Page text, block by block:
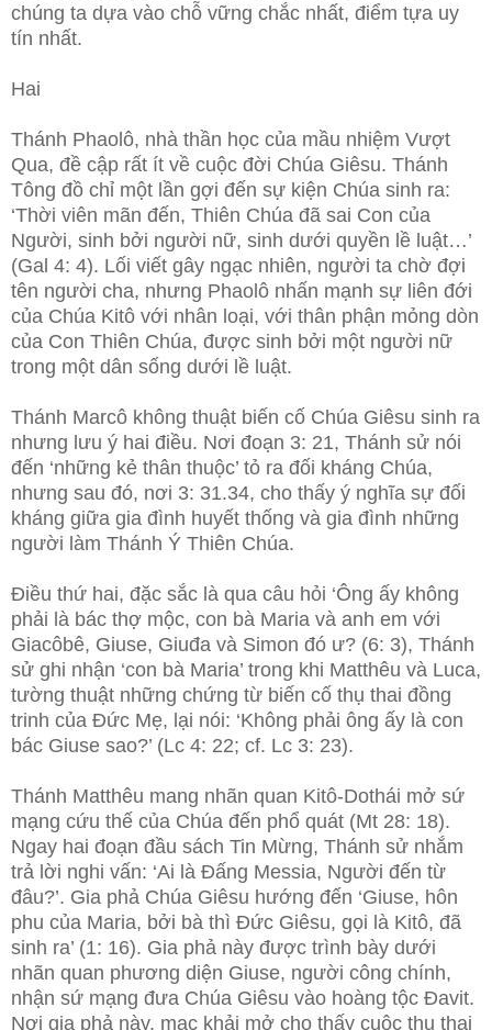
chúng ta dựa vào chỗ vững chắc nhất, điểm tựa uy
tín nhất.
Hai
Thánh Phaolô, nhà thần học của mầu nhiệm Vượt
Qua, đề cập rất ít về cuộc đời Chúa Giêsu. Thánh
Tông đồ chỉ một lần gợi đến sự kiện Chúa sinh ra:
‘Thời viên mãn đến, Thiên Chúa đã sai Con của
Người, sinh bởi người nữ, sinh dưới quyền lề luật…’
(Gal 4: 4). Lối viết gây ngạc nhiên, người ta chờ đợi
tên người cha, nhưng Phaolô nhấn mạnh sự liên đới
của Chúa Kitô với nhân loại, với thân phận mỏng dòn
của Con Thiên Chúa, được sinh bởi một người nữ
trong một dân sống dưới lề luật.
Thánh Marcô không thuật biến cố Chúa Giêsu sinh ra
nhưng lưu ý hai điều. Nơi đoạn 3: 21, Thánh sử nói
đến ‘những kẻ thân thuộc’ tỏ ra đối kháng Chúa,
nhưng sau đó, nơi 3: 31.34, cho thấy ý nghĩa sự đối
kháng giữa gia đình huyết thống và gia đình những
người làm Thánh Ý Thiên Chúa.
Điều thứ hai, đặc sắc là qua câu hỏi ‘Ông ấy không
phải là bác thợ mộc, con bà Maria và anh em với
Giacôbê, Giuse, Giuđa và Simon đó ư? (6: 3), Thánh
sử ghi nhận ‘con bà Maria’ trong khi Matthêu và Luca,
tường thuật những chứng từ biến cố thụ thai đồng
trinh của Đức Mẹ, lại nói: ‘Không phải ông ấy là con
bác Giuse sao?’ (Lc 4: 22; cf. Lc 3: 23).
Thánh Matthêu mang nhãn quan Kitô-Dothái mở sứ
mạng cứu thế của Chúa đến phổ quát (Mt 28: 18).
Ngay hai đoạn đầu sách Tin Mừng, Thánh sử nhắm
trả lời nghi vấn: ‘Ai là Đấng Messia, Người đến từ
đâu?’. Gia phả Chúa Giêsu hướng đến ‘Giuse, hôn
phu của Maria, bởi bà thì Đức Giêsu, gọi là Kitô, đã
sinh ra’ (1: 16). Gia phả này được trình bày dưới
nhãn quan phương diện Giuse, người công chính,
nhận sứ mạng đưa Chúa Giêsu vào hoàng tộc Đavit.
Nơi gia phả này, mạc khải mở cho thấy cuộc thụ thai